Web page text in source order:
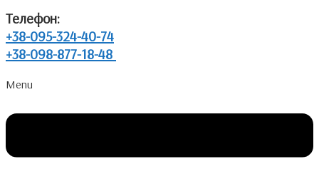
Телефон:
+38-095-324-40-74
+38-098-877-18-48
Menu